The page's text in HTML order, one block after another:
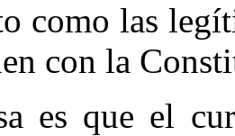
como las
con la
es que el